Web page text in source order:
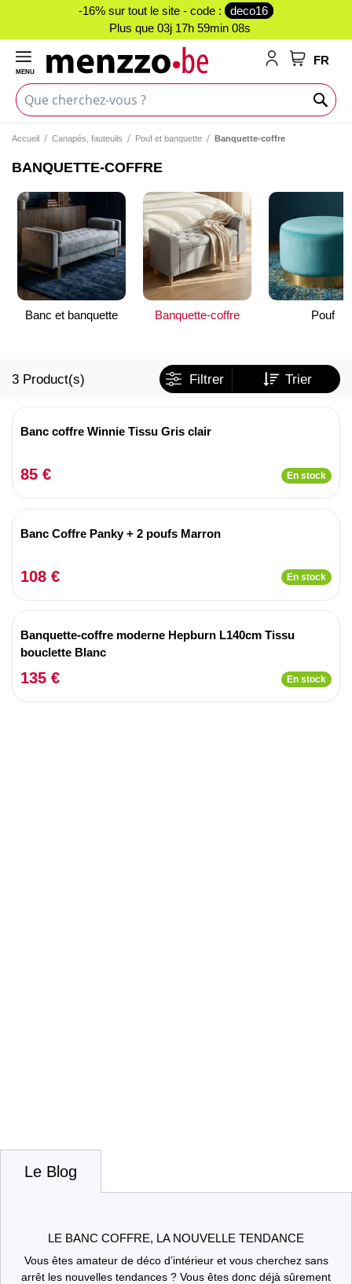
-16% sur tout le site - code :
deco16
Plus que 03j 17h 59min 08s
FR
MENU
Accueil Canapés, fauteuils Pouf et banquette Banquette-coffre
BANQUETTE-COFFRE
Banc et banquette Banquette-coffre Pouf
3 Product(s) Filtrer Trier
Banc coffre Winnie Tissu Gris clair
85 € En stock
Banc Coffre Panky + 2 poufs Marron
108 € En stock
Banquette-coffre moderne Hepburn L140cm Tissu
bouclette Blanc
135 € En stock
Le Blog
LE BANC COFFRE, LA NOUVELLE TENDANCE
Vous êtes amateur de déco d’intérieur et vous cherchez sans
arrêt les nouvelles tendances ? Vous êtes donc déjà sûrement